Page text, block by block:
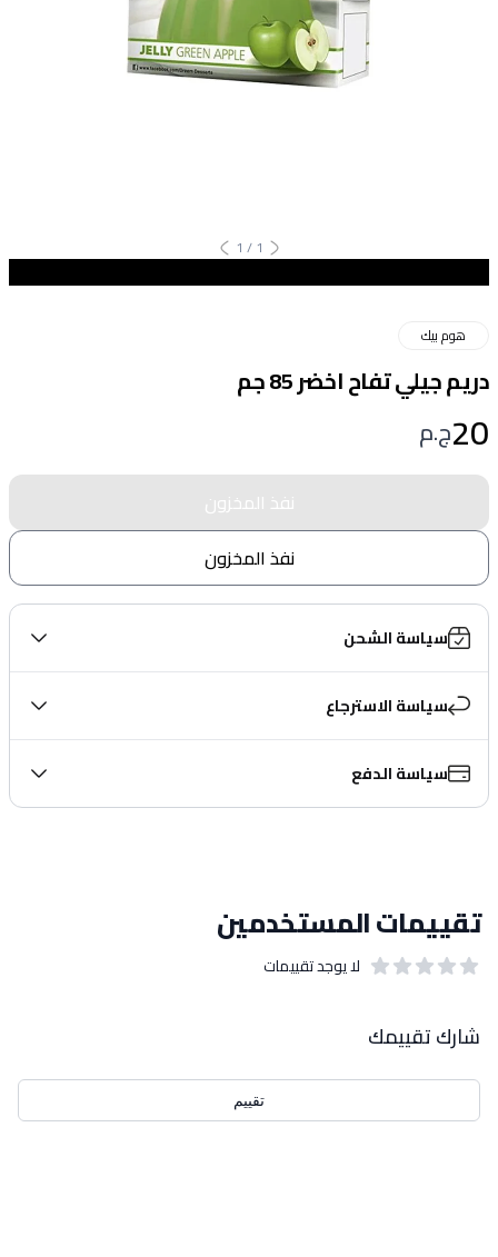
1
/
1
هوم بيك
دريم جيلي تفاح اخضر 85 جم
20ج.م
نفذ المخزون
نفذ المخزون
سياسة الشحن
سياسة الاسترجاع
سياسة الدفع
تقييمات المستخدمين
لا يوجد تقييمات
شارك تقييمك
تقييم